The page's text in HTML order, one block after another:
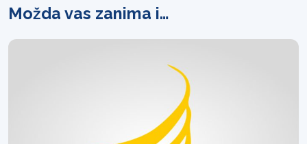
Možda vas zanima i…